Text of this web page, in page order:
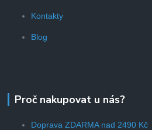
Kontakty
Blog
Proč nakupovat u nás?
Doprava ZDARMA nad 2490 Kč